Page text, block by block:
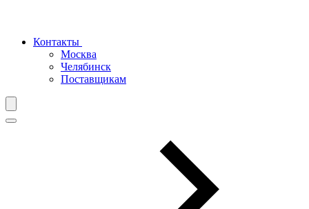
Контакты
Москва
Челябинск
Поставщикам